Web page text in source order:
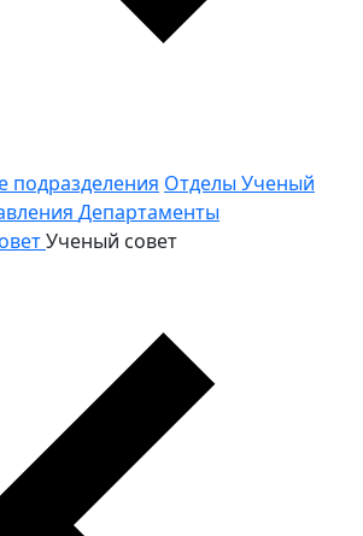
подразделения Отделы Ученый
Департаменты
Ученый совет